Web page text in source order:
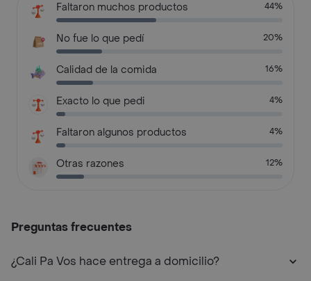
Faltaron muchos productos 44%
No fue lo que pedí 20%
Calidad de la comida 16%
Exacto lo que pedi 4%
Faltaron algunos productos 4%
Otras razones 12%
Preguntas frecuentes
¿Cali Pa Vos hace entrega a domicilio?